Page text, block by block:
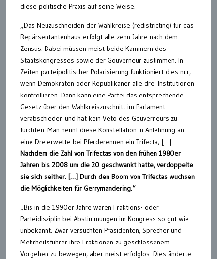
diese politische Praxis auf seine Weise.
„Das Neuzuschneiden der Wahlkreise (redistricting) für das
Repärsentantenhaus erfolgt alle zehn Jahre nach dem
Zensus. Dabei müssen meist beide Kammern des
Staatskongresses sowie der Gouverneur zustimmen. In
Zeiten parteipolitischer Polarisierung funktioniert dies nur,
wenn Demokraten oder Republikaner alle drei Institutionen
kontrollieren. Dann kann eine Partei das entsprechende
Gesetz über den Wahlkreiszuschnitt im Parlament
verabschieden und hat kein Veto des Gouverneurs zu
fürchten. Man nennt diese Konstellation in Anlehnung an
eine Dreierwette bei Pferderennen ein Trifecta; […]
Nachdem die Zahl von Trifectas von den frühen 1980er
Jahren bis 2008 um die 20 geschwankt hatte, verdoppelte
sie sich seither. […] Durch den Boom von Trifectas wuchsen
die Möglichkeiten für Gerrymandering.“
„Bis in die 1990er Jahre waren Fraktions- oder
Parteidisziplin bei Abstimmungen im Kongress so gut wie
unbekannt. Zwar versuchten Präsidenten, Sprecher und
Mehrheitsführer ihre Fraktionen zu geschlossenem
Vorgehen zu bewegen, aber meist erfolglos. Dies änderte